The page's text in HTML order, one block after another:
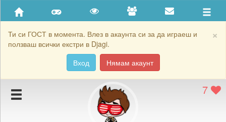
×
Ти си ГОСТ в момента. Влез в акаунта си за да играеш и
ползваш всички екстри в Djagi.
Вход
Нямам акаунт
Приятели
Хронология на игри
Подаръците на Ned82 7